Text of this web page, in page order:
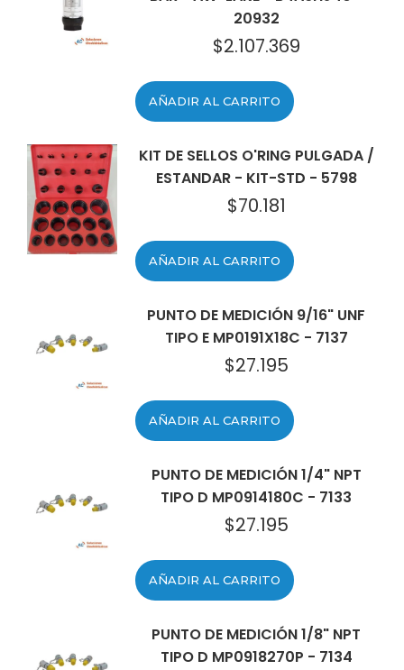
20932
$2.107.369
AÑADIR AL CARRITO
KIT DE SELLOS O'RING PULGADA /
ESTANDAR - KIT-STD - 5798
$70.181
AÑADIR AL CARRITO
PUNTO DE MEDICIÓN 9/16" UNF
TIPO E MP0191X18C - 7137
$27.195
AÑADIR AL CARRITO
PUNTO DE MEDICIÓN 1/4" NPT
TIPO D MP0914180C - 7133
$27.195
AÑADIR AL CARRITO
PUNTO DE MEDICIÓN 1/8" NPT
TIPO D MP0918270P - 7134